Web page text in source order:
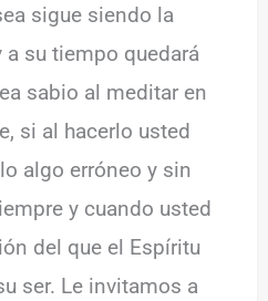
sigue siendo la
a su tiempo quedará
sabio al meditar en
si al hacerlo usted
algo erróneo y sin
y cuando usted
del que el Espíritu
ser. Le invitamos a